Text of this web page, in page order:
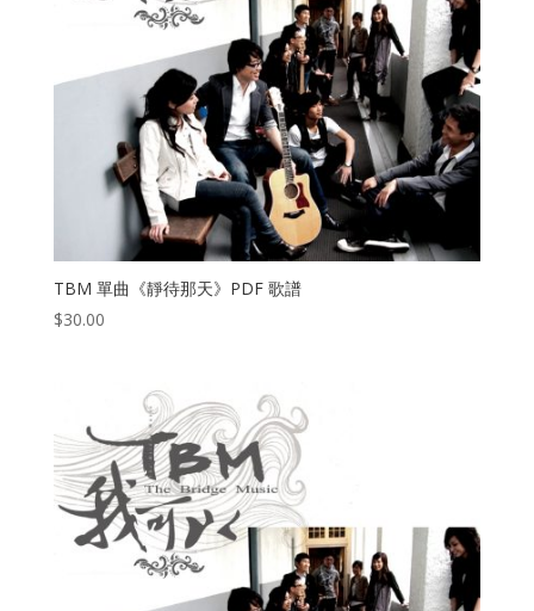
TBM 單曲《靜待那天》PDF 歌譜
$30.00